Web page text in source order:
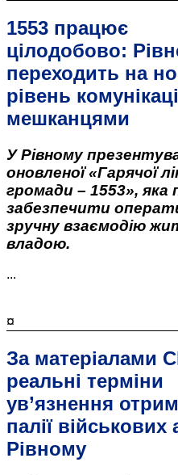
1553 працює
цілодобово:
переходить на
рівень
мешканцями
У Рівному
оновленої «Гарячої
громади – 1553», яка
забезпечити
зручну взаємодію
владою.
...
¤
За матеріалами
реальні терміни
ув’язнення
палії військових
Рівному